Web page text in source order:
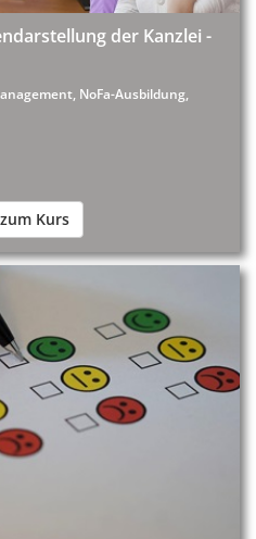
der Kanzlei -
NoFa-Ausbildung,
Kurs